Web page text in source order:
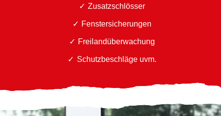
Zusatzschlösser
Fenstersicherungen
Freilandüberwachung
Schutzbeschläge uvm.